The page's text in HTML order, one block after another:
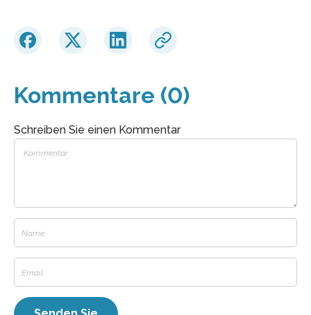
Kommentare (0)
Schreiben Sie einen Kommentar